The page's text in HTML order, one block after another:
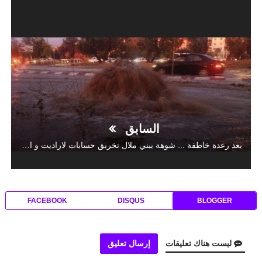
السابق
BLOGGER
DISQUS
FACEBOOK
ليست هناك تعليقات إرسال تعليق